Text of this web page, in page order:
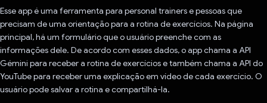
Esse app é uma ferramenta para personal trainers e pessoas que
precisam de uma orientação para a rotina de exercícios. Na página
principal, há um formulário que o usuário preenche com as
informações dele. De acordo com esses dados, o app chama a API
Gémini para receber a rotina de exercícios e também chama a API do
YouTube para receber uma explicação em vídeo de cada exercício. O
usuário pode salvar a rotina e compartilhá-la.